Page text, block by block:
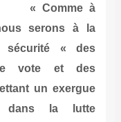
« Comme à
serons à la
sécurité « des
vote et des
un exergue
dans la lutte